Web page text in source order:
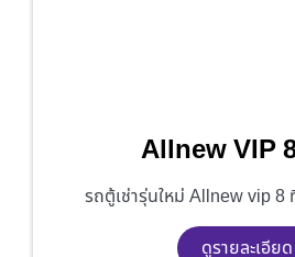
Allnew VIP
รถตู้เช่ารุ่นใหม่ Allnew vip 8
ดูรายละเอียด